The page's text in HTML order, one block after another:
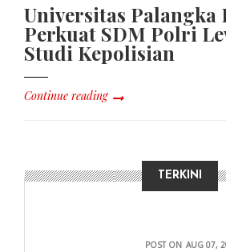
Universitas Palangka
Perkuat SDM Polri
Studi Kepolisian
Continue reading
TERKINI
POST ON AUG 07,